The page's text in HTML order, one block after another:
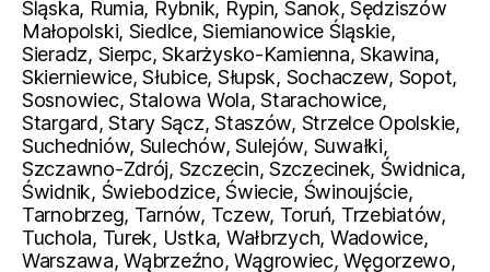
Śląska, Rumia, Rybnik, Rypin, Sanok, Sędziszów
Małopolski, Siedlce, Siemianowice Śląskie,
Sieradz, Sierpc, Skarżysko-Kamienna, Skawina,
Skierniewice, Słubice, Słupsk, Sochaczew, Sopot,
Sosnowiec, Stalowa Wola, Starachowice,
Stargard, Stary Sącz, Staszów, Strzelce Opolskie,
Suchedniów, Sulechów, Sulejów, Suwałki,
Szczawno-Zdrój, Szczecin, Szczecinek, Świdnica,
Świdnik, Świebodzice, Świecie, Świnoujście,
Tarnobrzeg, Tarnów, Tczew, Toruń, Trzebiatów,
Tuchola, Turek, Ustka, Wałbrzych, Wadowice,
Warszawa, Wąbrzeźno, Wągrowiec, Węgorzewo,